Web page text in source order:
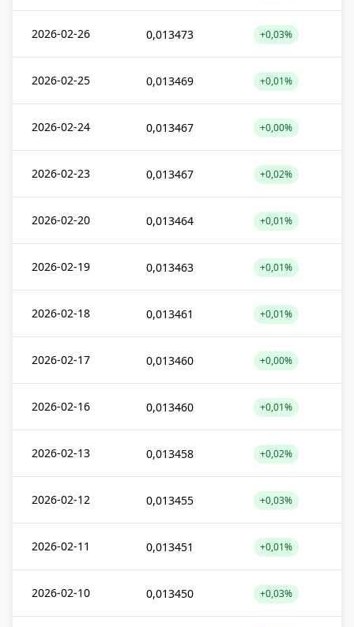
2026-02-26 0,013473 +0,03%
2026-02-25 0,013469 +0,01%
2026-02-24 0,013467 +0,00%
2026-02-23 0,013467 +0,02%
2026-02-20 0,013464 +0,01%
2026-02-19 0,013463 +0,01%
2026-02-18 0,013461 +0,01%
2026-02-17 0,013460 +0,00%
2026-02-16 0,013460 +0,01%
2026-02-13 0,013458 +0,02%
2026-02-12 0,013455 +0,03%
2026-02-11 0,013451 +0,01%
2026-02-10 0,013450 +0,03%